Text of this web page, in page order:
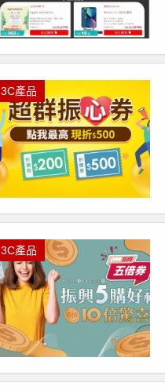
3C產品
3C產品